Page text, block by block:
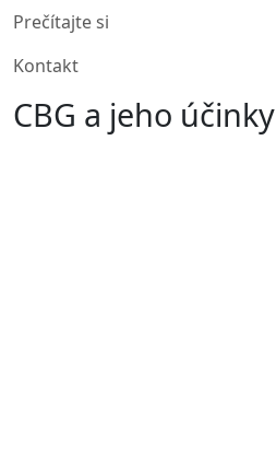
Prečítajte si
Kontakt
CBG a jeho účinky